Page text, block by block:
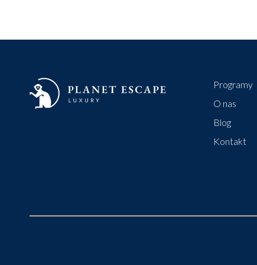
Programy
O nas
Blog
Kontakt